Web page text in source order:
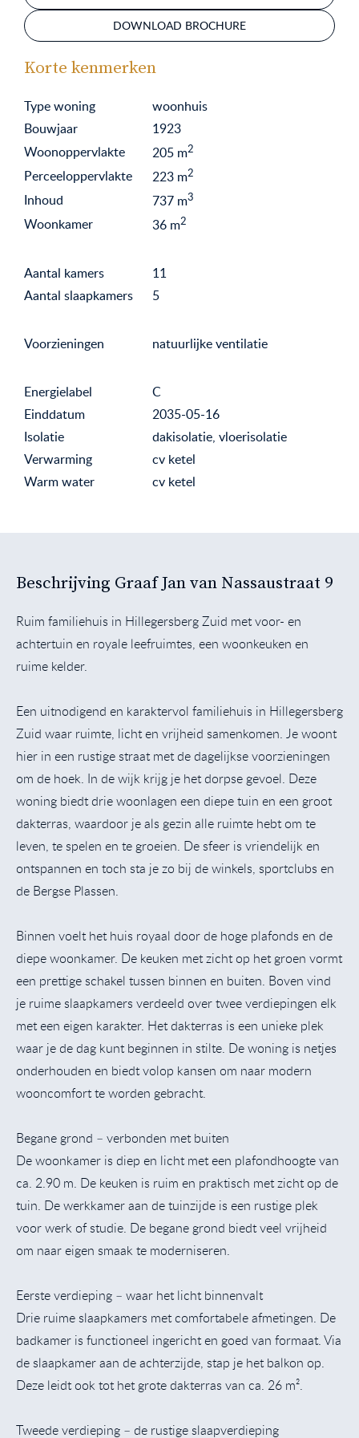
DOWNLOAD BROCHURE
Korte kenmerken
Type woning
woonhuis
Bouwjaar
1923
Woonoppervlakte
205 m2
Perceeloppervlakte 223 m2
Inhoud 737 m3
Woonkamer 36 m2
Aantal kamers
11
Aantal slaapkamers
5
Voorzieningen natuurlijke ventilatie
Energielabel
C
Einddatum
2035-05-16
Isolatie
dakisolatie, vloerisolatie
Verwarming
cv ketel
Warm water
cv ketel
Beschrijving Graaf Jan van Nassaustraat 9
Ruim familiehuis in Hillegersberg Zuid met voor- en
achtertuin en royale leefruimtes, een woonkeuken en
ruime kelder.
Een uitnodigend en karaktervol familiehuis in Hillegersberg
Zuid waar ruimte, licht en vrijheid samenkomen. Je woont
hier in een rustige straat met de dagelijkse voorzieningen
om de hoek. In de wijk krijg je het dorpse gevoel. Deze
woning biedt drie woonlagen een diepe tuin en een groot
dakterras, waardoor je als gezin alle ruimte hebt om te
leven, te spelen en te groeien. De sfeer is vriendelijk en
ontspannen en toch sta je zo bij de winkels, sportclubs en
de Bergse Plassen.
Binnen voelt het huis royaal door de hoge plafonds en de
diepe woonkamer. De keuken met zicht op het groen vormt
een prettige schakel tussen binnen en buiten. Boven vind
je ruime slaapkamers verdeeld over twee verdiepingen elk
met een eigen karakter. Het dakterras is een unieke plek
waar je de dag kunt beginnen in stilte. De woning is netjes
onderhouden en biedt volop kansen om naar modern
wooncomfort te worden gebracht.
Begane grond – verbonden met buiten
De woonkamer is diep en licht met een plafondhoogte van
ca. 2.90 m. De keuken is ruim en praktisch met zicht op de
tuin. De werkkamer aan de tuinzijde is een rustige plek
voor werk of studie. De begane grond biedt veel vrijheid
om naar eigen smaak te moderniseren.
Eerste verdieping – waar het licht binnenvalt
Drie ruime slaapkamers met comfortabele afmetingen. De
badkamer is functioneel ingericht en goed van formaat. Via
de slaapkamer aan de achterzijde, stap je het balkon op.
Deze leidt ook tot het grote dakterras van ca. 26 m².
Tweede verdieping – de rustige slaapverdieping